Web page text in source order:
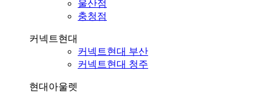
울산점
충청점
커넥트현대
커넥트현대 부산
커넥트현대 청주
현대아울렛